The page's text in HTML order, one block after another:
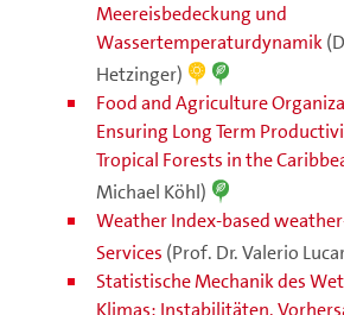
Meereisbedeckung und
Wassertemperaturdynamik
Hetzinger)
Food and Agriculture
Ensuring Long Term
Tropical Forests in the
Michael Köhl)
Weather Index-based
Services (Prof. Dr. Valerio
Statistische Mechanik des
Klimas: Instabilitäten,